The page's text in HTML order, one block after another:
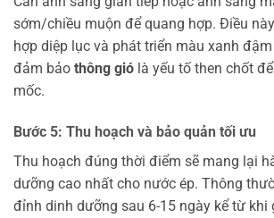
sớm/chiều muộn để quang hợp. Điều
hợp diệp lục và phát triển màu xanh
đảm bảo thông gió là yếu tố then chốt
mốc.
Bước 5: Thu hoạch và bảo quản tối ưu
Thu hoạch đúng thời điểm sẽ mang lại
dưỡng cao nhất cho nước ép. Thông
đỉnh dinh dưỡng sau 6-15 ngày kể từ khi